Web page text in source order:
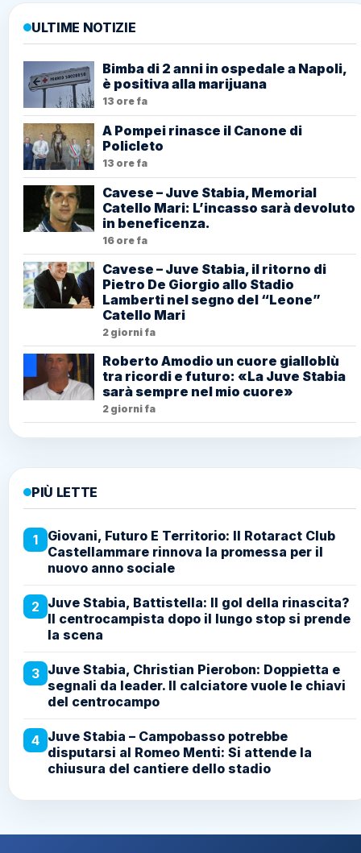
ULTIME NOTIZIE
Bimba di 2 anni in ospedale a Napoli,
è positiva alla marijuana
13 ore fa
A Pompei rinasce il Canone di
Policleto
13 ore fa
Cavese – Juve Stabia, Memorial
Catello Mari: L’incasso sarà devoluto
in beneficenza.
16 ore fa
Cavese – Juve Stabia, il ritorno di
Pietro De Giorgio allo Stadio
Lamberti nel segno del “Leone”
Catello Mari
2 giorni fa
Roberto Amodio un cuore gialloblù
tra ricordi e futuro: «La Juve Stabia
sarà sempre nel mio cuore»
2 giorni fa
PIÙ LETTE
1
Giovani, Futuro E Territorio: Il Rotaract Club
Castellammare rinnova la promessa per il
nuovo anno sociale
2 Juve Stabia, Battistella: Il gol della rinascita?
Il centrocampista dopo il lungo stop si prende
la scena
3 Juve Stabia, Christian Pierobon: Doppietta e
segnali da leader. Il calciatore vuole le chiavi
del centrocampo
4 Juve Stabia – Campobasso potrebbe
disputarsi al Romeo Menti: Si attende la
chiusura del cantiere dello stadio